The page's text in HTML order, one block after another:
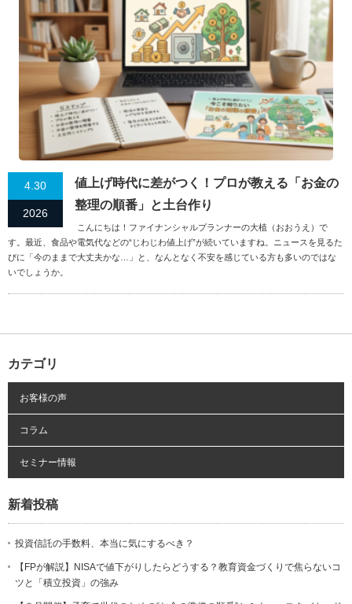
4.30
2026
値上げ時代に差がつく！プロが教える「お金の
整理の順番」と土台作り
こんにちは！ファイナンシャルプランナーの大植（おおうえ）で
す。最近、食品や電気代などの“じわじわ値上げ”が続いていますね。ニュースを見るた
びに「今のままで大丈夫かな…」と、なんとなく不安を感じている方も多いのではな
いでしょうか。
カテゴリ
お客様の声
コラム
セミナー情報
新着投稿
投資信託の手数料、本当に気にするべき？
【FPが解説】NISAで値下がりしたらどうする？教育資金づくりで焦らないコ
ツと「積立投資」の強み